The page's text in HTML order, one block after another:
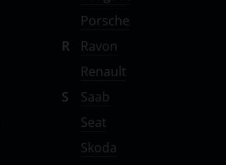
Porsche
R
Ravon
Renault
S
Saab
Seat
Skoda